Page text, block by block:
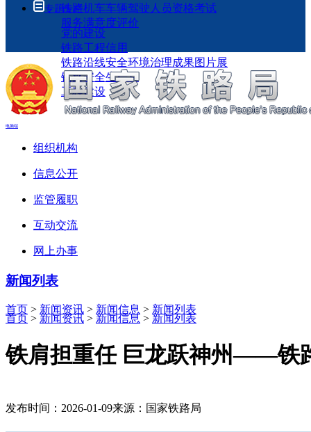
铁路机车车辆驾驶人员资格考试
服务满意度评价
专题专栏
党的建设
铁路工程信用
铁路沿线安全环境治理成果图片展
铁路安全生产月
工程建设
电脑端
组织机构
信息公开
监管履职
互动交流
网上办事
新闻列表
首页 > 新闻资讯 > 新闻信息 > 新闻列表
首页 > 新闻资讯 > 新闻信息 > 新闻列表
铁肩担重任 巨龙跃神州——铁
发布时间：2026-01-09来源：国家铁路局